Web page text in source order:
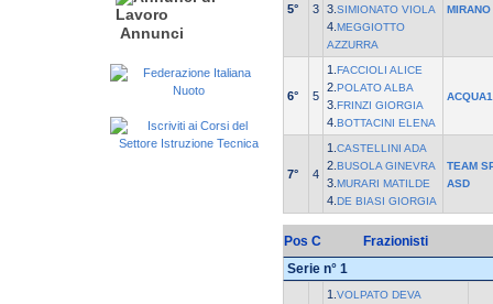
Annunci
5° 3 3. SIMIONATO VIOLA
4. MEGGIOTTO
AZZURRA
6° 5
1. FACCIOLI ALICE
2. POLATO ALBA
3. FRINZI GIORGIA
4. BOTTACINI ELENA
7° 4
1. CASTELLINI ADA
2. BUSOLA GINEVRA
3. MURARI MATILDE
4. DE BIASI GIORGIA
TEAM
ASD
Pos C
Frazionisti
Serie n° 1
1. VOLPATO DEVA